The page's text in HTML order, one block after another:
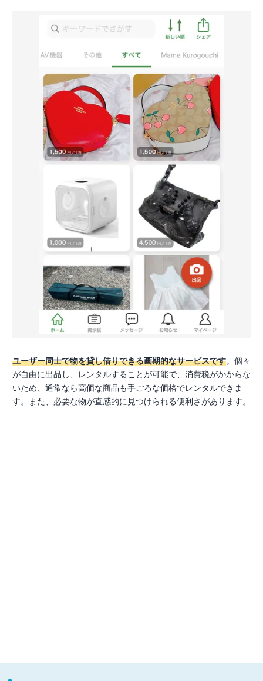
ユーザー同士で物を貸し借りできる画期的なサービスです。個々
が自由に出品し、レンタルすることが可能で、消費税がかからな
いため、通常なら高価な商品も手ごろな価格でレンタルできま
す。また、必要な物が直感的に見つけられる便利さがあります。